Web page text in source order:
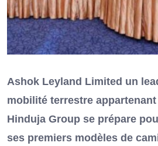
Ashok Leyland Limited un
mobilité terrestre
Hinduja Group se prépare
ses premiers modèles de